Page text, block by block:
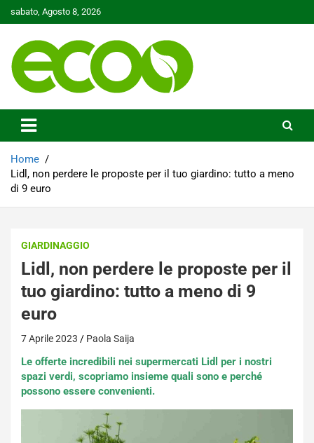
to
sabato, Agosto 8, 2026
Ecoo.it
Home
Lidl, non perdere le proposte per il tuo giardino: tutto a meno
di 9 euro
GIARDINAGGIO
Lidl, non perdere le proposte per il
tuo giardino: tutto a meno di 9
euro
7 Aprile 2023 Paola Saija
Le offerte incredibili nei supermercati Lidl per i nostri
spazi verdi, scopriamo insieme quali sono e perché
possono essere convenienti.